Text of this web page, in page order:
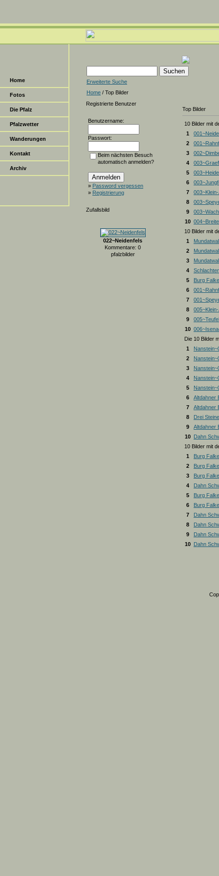
Home
Fotos
Die Pfalz
Pfalzwetter
Wanderungen
Kontakt
Archiv
Erweiterte Suche
Home / Top Bilder
Registrierte Benutzer
Benutzername:
Passwort:
Beim nächsten Besuch
automatisch anmelden?
» Password vergessen
» Registrierung
Zufallsbild
022~Neidenfels
Kommentare: 0
pfalzbilder
Top Bilder
10 Bilder mit
1
2
3
4
5
6
7
8
9
10
10 Bilder mit
1
2
3
4
5
Burg
6
7
8
9
10
Die 10 Bilder
1
2
3
4
5
6
Altdahner
7
Altdahner
8
Drei
9
Altdahner
10
Dahn
10 Bilder mit
1
Burg
2
Burg
3
Burg
4
Dahn
5
Burg
6
Burg
7
Dahn
8
Dahn
9
Dahn
10
Dahn